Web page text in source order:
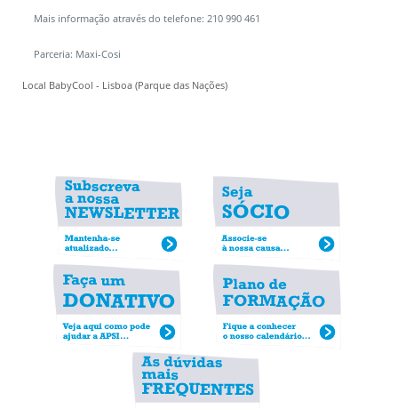
Mais informação através do telefone: 210 990 461
Parceria: Maxi-Cosi
Local BabyCool - Lisboa (Parque das Nações)